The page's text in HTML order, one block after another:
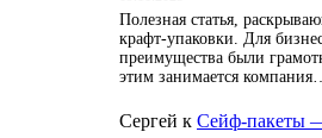
Полезная статья,
крафт-упаковки. Для
преимущества были
этим занимается
Сергей к Сейф-пакеты